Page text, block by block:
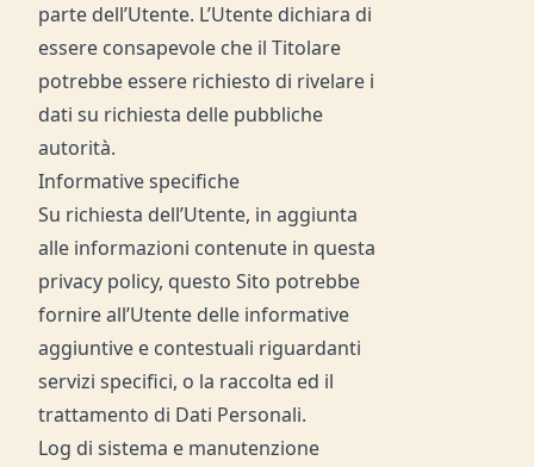
parte dell’Utente. L’Utente dichiara di
essere consapevole che il Titolare
potrebbe essere richiesto di rivelare i
dati su richiesta delle pubbliche
autorità.
Informative specifiche
Su richiesta dell’Utente, in aggiunta
alle informazioni contenute in questa
privacy policy, questo Sito potrebbe
fornire all’Utente delle informative
aggiuntive e contestuali riguardanti
servizi specifici, o la raccolta ed il
trattamento di Dati Personali.
Log di sistema e manutenzione